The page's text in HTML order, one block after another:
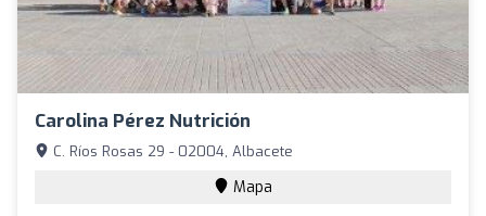
Carolina Pérez Nutrición
C. Ríos Rosas 29 - 02004, Albacete
Mapa